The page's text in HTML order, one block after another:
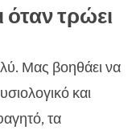
τρώει
Μας βοηθάει να
και
τα